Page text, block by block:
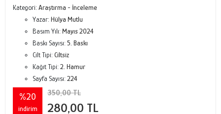
Kategori: Araştırma - İnceleme
Yazar: Hülya Mutlu
Basım Yılı: Mayıs 2024
Baskı Sayısı: 5. Baskı
Cilt Tipi: Ciltsiz
Kağıt Tipi: 2. Hamur
Sayfa Sayısı: 224
%20
indirim
350,00 TL
280,00 TL